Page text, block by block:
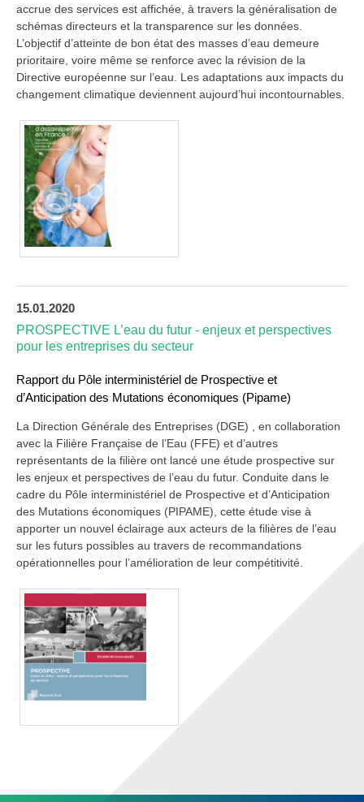
accrue des services est affichée, à travers la généralisation de
schémas directeurs et la transparence sur les données.
L’objectif d’atteinte de bon état des masses d’eau demeure
prioritaire, voire même se renforce avec la révision de la
Directive européenne sur l’eau. Les adaptations aux impacts du
changement climatique deviennent aujourd’hui incontournables.
15.01.2020
PROSPECTIVE L’eau du futur - enjeux et perspectives
pour les entreprises du secteur
Rapport du Pôle interministériel de Prospective et
d’Anticipation des Mutations économiques (Pipame)
La Direction Générale des Entreprises (DGE) , en collaboration
avec la Filière Française de l’Eau (FFE) et d’autres
représentants de la filière ont lancé une étude prospective sur
les enjeux et perspectives de l’eau du futur. Conduite dans le
cadre du Pôle interministériel de Prospective et d’Anticipation
des Mutations économiques (PIPAME), cette étude vise à
apporter un nouvel éclairage aux acteurs de la filières de l’eau
sur les futurs possibles au travers de recommandations
opérationnelles pour l’amélioration de leur compétitivité.